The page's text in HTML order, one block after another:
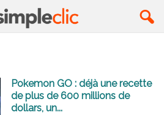
Pokemon GO : déjà une recette
de plus de 600 millions de
dollars, un...